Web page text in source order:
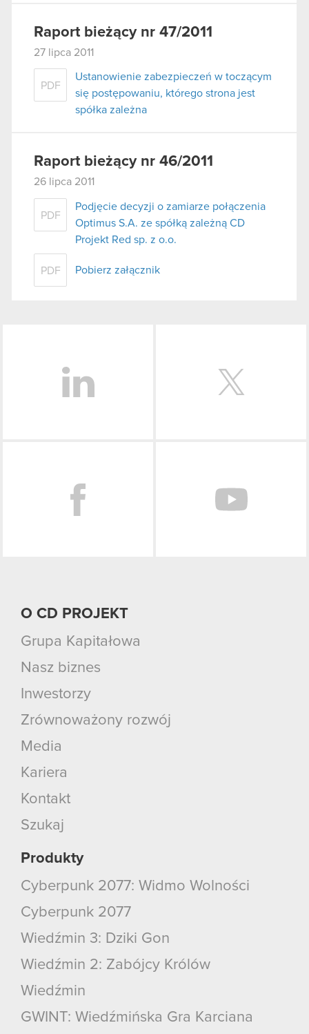
Raport bieżący nr 47/2011
27 lipca 2011
PDF
Ustanowienie zabezpieczeń w toczącym
się postępowaniu, którego strona jest
spółka zależna
Raport bieżący nr 46/2011
26 lipca 2011
PDF
Podjęcie decyzji o zamiarze połączenia
Optimus S.A. ze spółką zależną CD
Projekt Red sp. z o.o.
PDF Pobierz załącznik
O CD PROJEKT
Grupa Kapitałowa
Nasz biznes
Inwestorzy
Zrównoważony rozwój
Media
Kariera
Kontakt
Szukaj
Produkty
Cyberpunk 2077: Widmo Wolności
Cyberpunk 2077
Wiedźmin 3: Dziki Gon
Wiedźmin 2: Zabójcy Królów
Wiedźmin
GWINT: Wiedźmińska Gra Karciana